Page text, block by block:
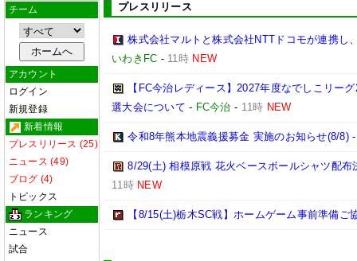
チーム
アカウント
ログイン
新規登録
新着情報
プレスリリース (25)
ニュース (49)
ブログ (4)
トピックス
ランキング
ニュース
試合
プレスリリース
株式会社マルトと株式会社NTTドコモが連携し
いわきFC - 11時 NEW
【FC今治レディース】2027年度なでしこリー
選大会について - FC今治 - 11時 NEW
令和8年熊本地震義援募金 実施のお知らせ(8/8)
8/29(土) 相模原戦 花火ベースボールシャツ配
11時 NEW
【8/15(土)栃木SC戦】ホームゲーム事前準備ご